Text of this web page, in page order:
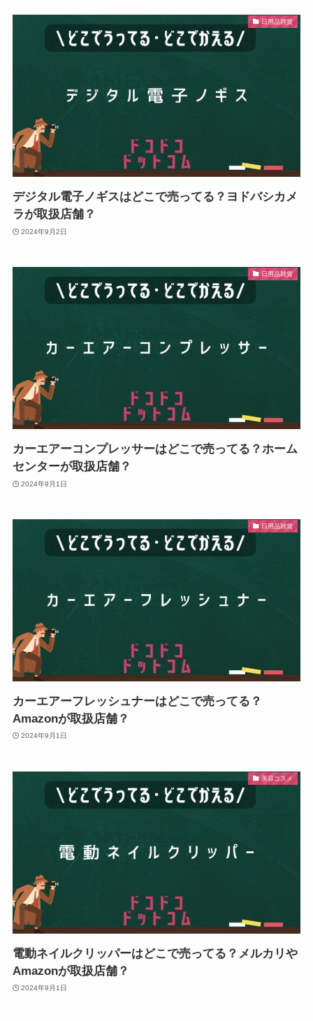
日用品雑貨
デジタル電子ノギスはどこで売ってる？ヨドバシカメ
ラが取扱店舗？
2024年9月2日
日用品雑貨
カーエアーコンプレッサーはどこで売ってる？ホーム
センターが取扱店舗？
2024年9月1日
日用品雑貨
カーエアーフレッシュナーはどこで売ってる？
Amazonが取扱店舗？
2024年9月1日
美容コスメ
電動ネイルクリッパーはどこで売ってる？メルカリや
Amazonが取扱店舗？
2024年9月1日